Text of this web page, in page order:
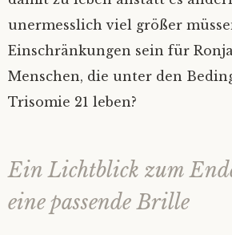
unermesslich viel größer
Einschränkungen sein für
Menschen, die unter den
Trisomie 21 leben?
Ein Lichtblick zum
eine passende Brille